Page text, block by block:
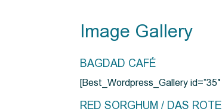
Image Gallery
BAGDAD CAFÉ
[Best_Wordpress_Gallery
RED SORGHUM / DAS